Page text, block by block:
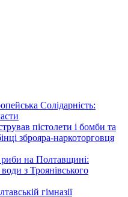
Солідарність:
пістолети і бомби та
зброяра-наркоторговця
на Полтавщині:
з Троянівського
гімназії